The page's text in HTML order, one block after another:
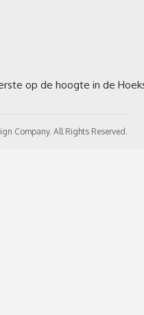
Company. All Rights Reserved.